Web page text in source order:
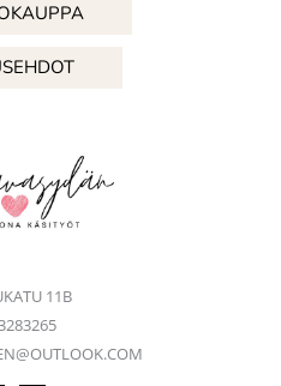
11B